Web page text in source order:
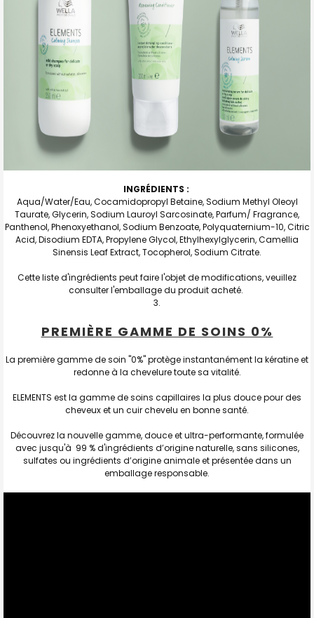
INGRÉDIENTS :
Aqua/Water/Eau, Cocamidopropyl Betaine, Sodium Methyl Oleoyl
Taurate, Glycerin, Sodium Lauroyl Sarcosinate, Parfum/ Fragrance,
Panthenol, Phenoxyethanol, Sodium Benzoate, Polyquaternium-10, Citric
Acid, Disodium EDTA, Propylene Glycol, Ethylhexylglycerin, Camellia
Sinensis Leaf Extract, Tocopherol, Sodium Citrate.
Cette liste d'ingrédients peut faire l'objet de modifications, veuillez
consulter l'emballage du produit acheté.
PREMIÈRE GAMME DE SOINS 0%
La première gamme de soin "0%" protège instantanément la kératine et
redonne à la chevelure toute sa vitalité.
ELEMENTS est la gamme de soins capillaires la plus douce pour des
cheveux et un cuir chevelu en bonne santé.
Découvrez la nouvelle gamme, douce et ultra-performante, formulée
avec jusqu'à 99 % d'ingrédients d’origine naturelle, sans silicones,
sulfates ou ingrédients d’origine animale et présentée dans un
emballage responsable.